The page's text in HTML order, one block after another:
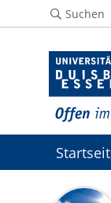
Suchen